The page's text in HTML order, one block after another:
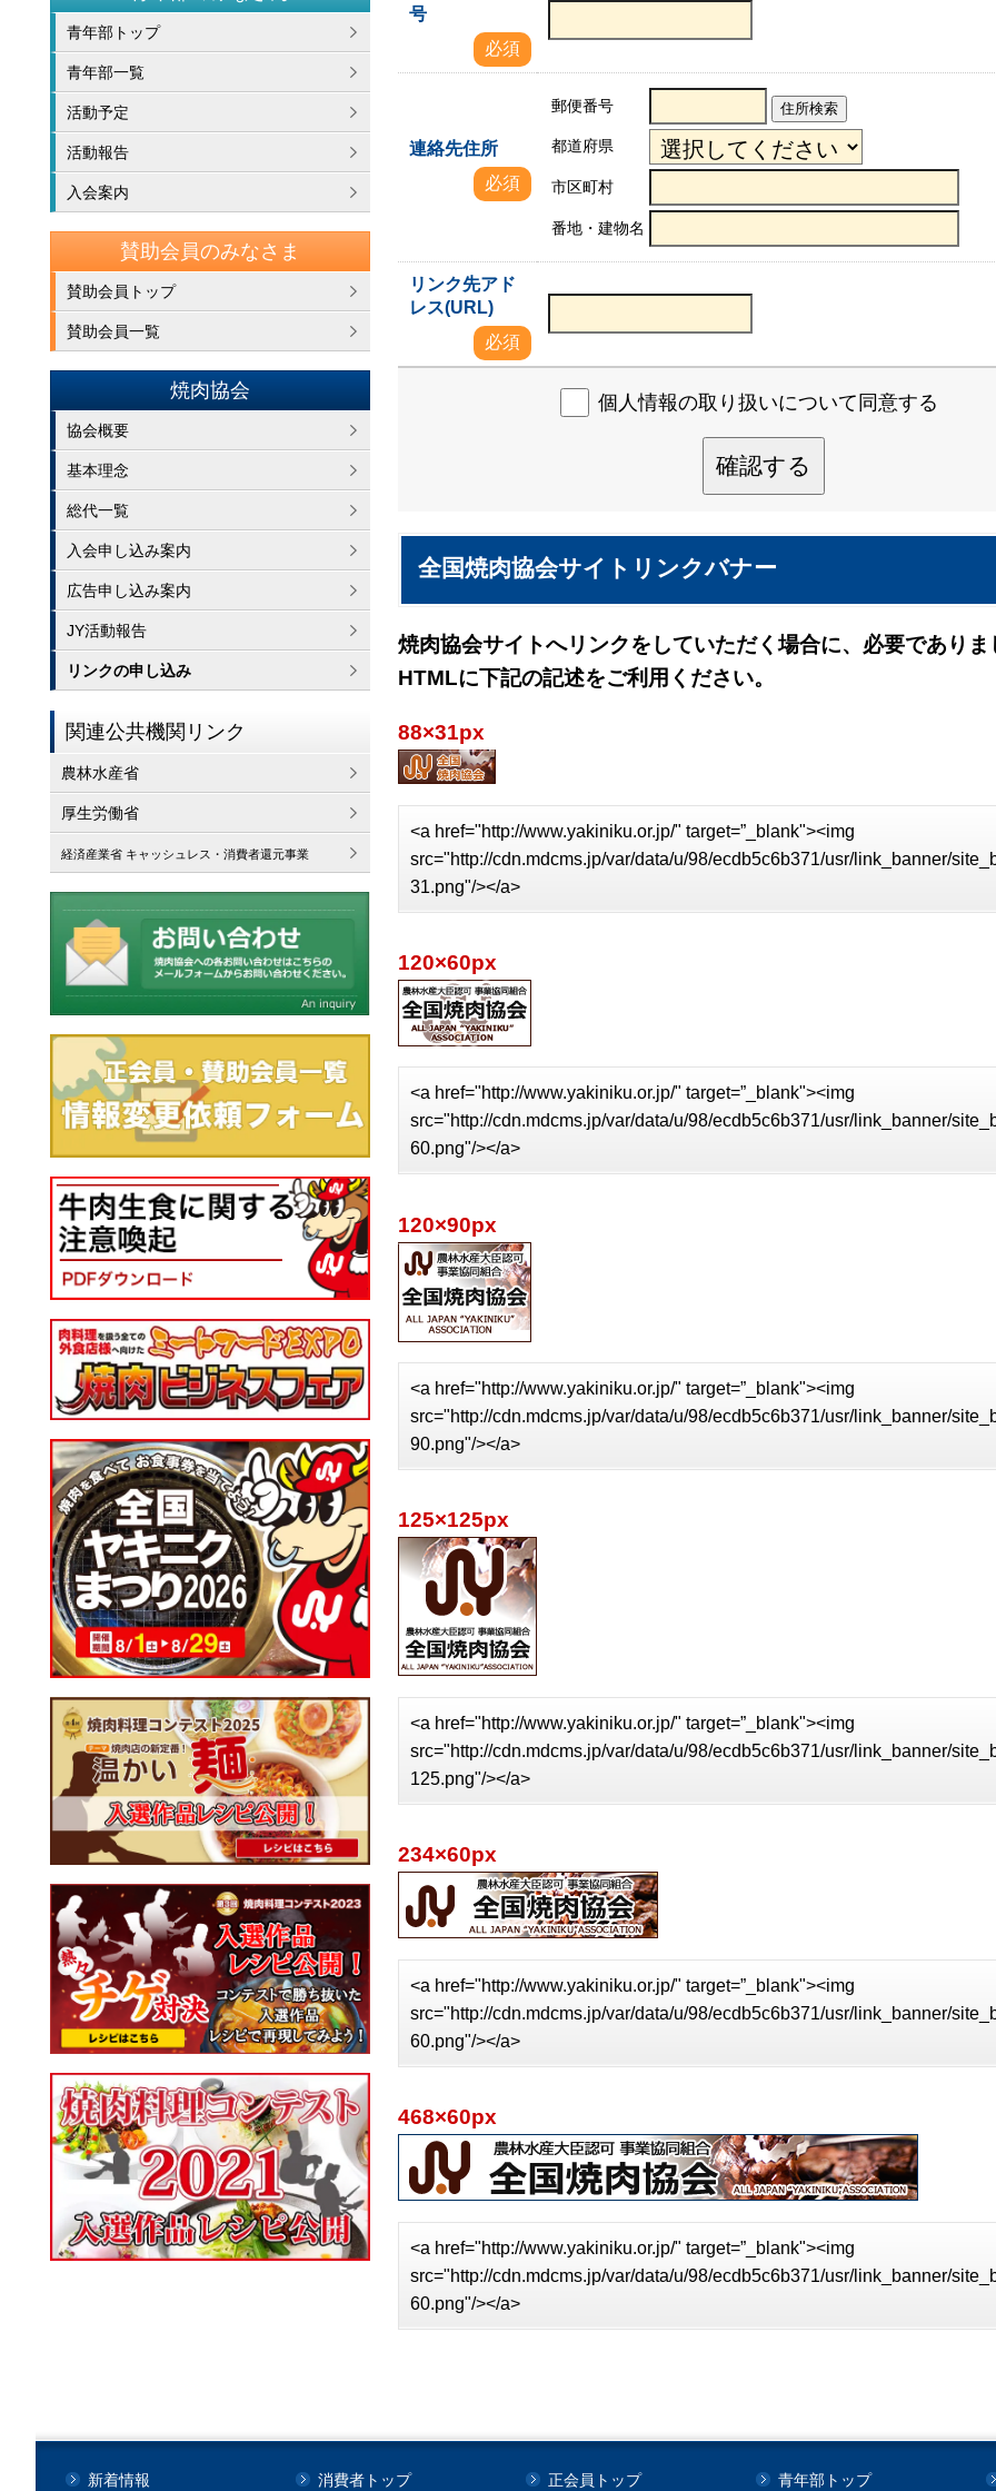
号
必須
連絡先住所
必須
郵便番号 住所検索
都道府県
市区町村
番地・建物名
リンク先アド
レス(URL)
必須
個人情報の取り扱いについて同意する
確認する
全国焼肉協会サイトリンクバナー
焼肉協会サイトへリンクをしていただく場合に、必要でありま
HTMLに下記の記述をご利用ください。
88×31px
<a href="http://www.yakiniku.or.jp/" target=”_blank"><img
src="http://cdn.mdcms.jp/var/data/u/98/ecdb5c6b371/usr/link_banner/
31.png"/></a>
120×60px
<a href="http://www.yakiniku.or.jp/" target=”_blank"><img
src="http://cdn.mdcms.jp/var/data/u/98/ecdb5c6b371/usr/link_banner/
60.png"/></a>
120×90px
<a href="http://www.yakiniku.or.jp/" target=”_blank"><img
src="http://cdn.mdcms.jp/var/data/u/98/ecdb5c6b371/usr/link_banner/
90.png"/></a>
125×125px
<a href="http://www.yakiniku.or.jp/" target=”_blank"><img
src="http://cdn.mdcms.jp/var/data/u/98/ecdb5c6b371/usr/link_banner/
125.png"/></a>
234×60px
<a href="http://www.yakiniku.or.jp/" target=”_blank"><img
src="http://cdn.mdcms.jp/var/data/u/98/ecdb5c6b371/usr/link_banner/
60.png"/></a>
468×60px
<a href="http://www.yakiniku.or.jp/" target=”_blank"><img
src="http://cdn.mdcms.jp/var/data/u/98/ecdb5c6b371/usr/link_banner/
60.png"/></a>
青年部トップ
青年部一覧
活動予定
活動報告
入会案内
賛助会員のみなさま
賛助会員トップ
賛助会員一覧
焼肉協会
協会概要
基本理念
総代一覧
入会申し込み案内
広告申し込み案内
JY活動報告
リンクの申し込み
関連公共機関リンク
農林水産省
厚生労働省
経済産業省 キャッシュレス・消費者還元事業
新着情報 消費者トップ 正会員トップ 青年部トップ